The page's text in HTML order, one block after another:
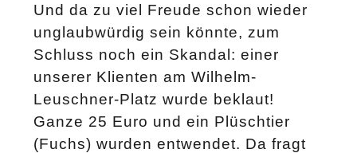
Und da zu viel Freude schon wieder
unglaubwürdig sein könnte, zum
Schluss noch ein Skandal: einer
unserer Klienten am Wilhelm-
Leuschner-Platz wurde beklaut!
Ganze 25 Euro und ein Plüschtier
(Fuchs) wurden entwendet. Da fragt